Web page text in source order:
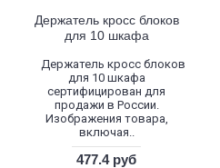
Держатель кросс блоков
для 10 шкафа
Держатель кросс блоков
для 10 шкафа
сертифицирован для
продажи в России.
Изображения товара,
включая..
477.4 руб